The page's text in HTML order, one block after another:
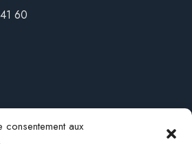
consentement aux
60